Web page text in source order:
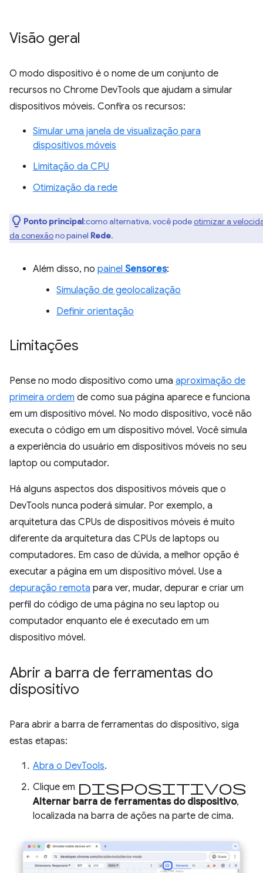
Visão geral
O modo dispositivo é o nome de um conjunto de
recursos no Chrome DevTools que ajudam a simular
dispositivos móveis. Confira os recursos:
Simular uma janela de visualização para
dispositivos móveis
Limitação da CPU
Otimização da rede
Ponto principal:como alternativa, você podeotimizar a
da conexãono painel Rede.
Além disso, no painel Sensores:
Simulação de geolocalização
Definir orientação
Limitações
Pense no modo dispositivo como uma aproximação de
primeira ordem de como sua página aparece e funciona
em um dispositivo móvel. No modo dispositivo, você não
executa o código em um dispositivo móvel. Você simula
a experiência do usuário em dispositivos móveis no seu
laptop ou computador.
Há alguns aspectos dos dispositivos móveis que o
DevTools nunca poderá simular. Por exemplo, a
arquitetura das CPUs de dispositivos móveis é muito
diferente da arquitetura das CPUs de laptops ou
computadores. Em caso de dúvida, a melhor opção é
executar a página em um dispositivo móvel. Use a
depuração remota para ver, mudar, depurar e criar um
perfil do código de uma página no seu laptop ou
computador enquanto ele é executado em um
dispositivo móvel.
Abrir a barra de ferramentas do
dispositivo
Para abrir a barra de ferramentas do dispositivo, siga
estas etapas:
Abra o DevTools.
Clique em dispositivos
Alternar barra de ferramentas do dispositivo,
localizada na barra de ações na parte de cima.